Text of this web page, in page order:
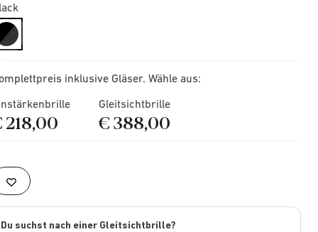
selected
inklusive Gläser. Wähle aus:
218,00
Gleitsichtbrille
€ 388,00
Du suchst nach einer Gleitsichtbrille?